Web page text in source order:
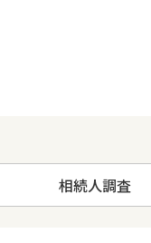
相続人調査